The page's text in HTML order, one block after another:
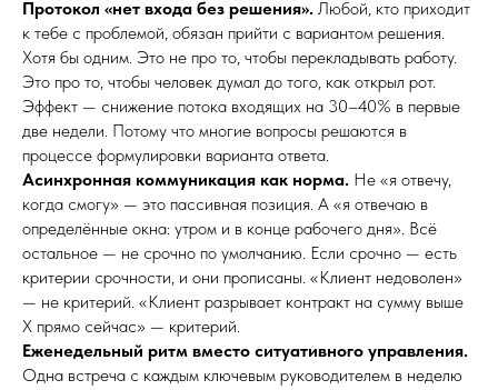
Протокол «нет входа без решения». Любой, кто приходит
к тебе с проблемой, обязан прийти с вариантом решения.
Хотя бы одним. Это не про то, чтобы перекладывать работу.
Это про то, чтобы человек думал до того, как открыл рот.
Эффект — снижение потока входящих на 30–40% в первые
две недели. Потому что многие вопросы решаются в
процессе формулировки варианта ответа.
Асинхронная коммуникация как норма. Не «я отвечу,
когда смогу» — это пассивная позиция. А «я отвечаю в
определённые окна: утром и в конце рабочего дня». Всё
остальное — не срочно по умолчанию. Если срочно — есть
критерии срочности, и они прописаны. «Клиент недоволен»
— не критерий. «Клиент разрывает контракт на сумму выше
X прямо сейчас» — критерий.
Еженедельный ритм вместо ситуативного управления.
Одна встреча с каждым ключевым руководителем в неделю